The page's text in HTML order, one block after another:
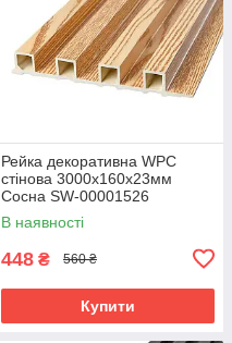
Рейка декоративна WPC
стінова 3000х160х23мм
Сосна SW-00001526
В наявності
448 ₴ 560 ₴
Купити